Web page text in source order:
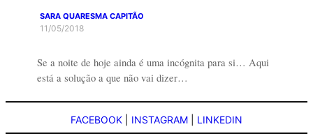
SARA QUARESMA CAPITÃO
11/05/2018
Se a noite de hoje ainda é uma incógnita para si… Aqui
está a solução a que não vai dizer…
FACEBOOK INSTAGRAM LINKEDIN